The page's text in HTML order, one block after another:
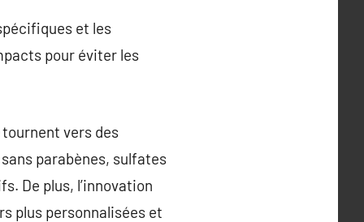
et les
pour éviter les
vers des
parabènes, sulfates
De plus, l’innovation
plus personnalisées et